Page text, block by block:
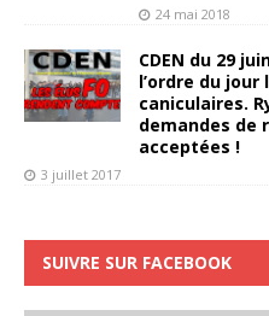
24 mai 2018
CDEN du 29
l’ordre du
caniculaires.
demandes de
acceptées !
3 juillet 2017
SUIVRE SUR FACEBOOK